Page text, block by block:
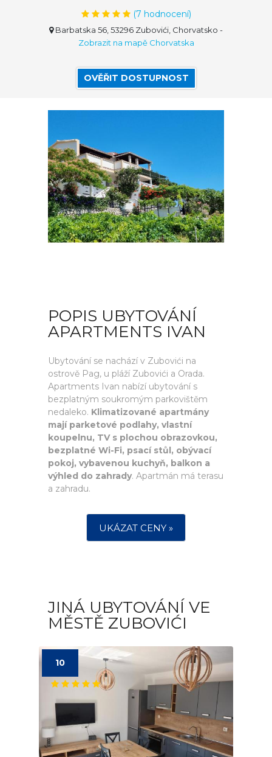
(7 hodnocení)
Barbatska 56, 53296 Zubovići, Chorvatsko -
Zobrazit na mapě Chorvatska
OVĚŘIT DOSTUPNOST
POPIS UBYTOVÁNÍ
APARTMENTS IVAN
Ubytování se nachází v Zubovići na
ostrově Pag, u pláží Zubovići a Orada.
Apartments Ivan nabízí ubytování s
bezplatným soukromým parkovištěm
nedaleko. Klimatizované apartmány
mají parketové podlahy, vlastní
koupelnu, TV s plochou obrazovkou,
bezplatné Wi-Fi, psací stůl, obývací
pokoj, vybavenou kuchyň, balkon a
výhled do zahrady. Apartmán má terasu
a zahradu.
UKÁZAT CENY »
JINÁ UBYTOVÁNÍ VE
MĚSTĚ ZUBOVIĆI
10